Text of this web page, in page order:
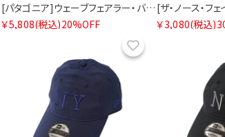
[パタゴニア]ウェーブフェアラー・バケツ・ハット
￥5,808(税込)20%OFF
￥3,080(税込)